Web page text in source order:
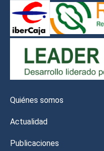
Quiénes somos
Actualidad
Publicaciones